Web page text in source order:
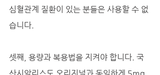
심혈관계 질환이 있는 분들은 사용할 수 없
습니다.
셋째, 용량과 복용법을 지켜야 합니다. 국